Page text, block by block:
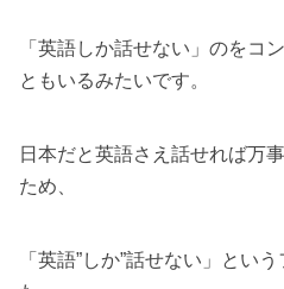
「英語しか話せない」のをコ
ともいるみたいです。
日本だと英語さえ話せれば万
ため、
「英語”しか”話せない」とい